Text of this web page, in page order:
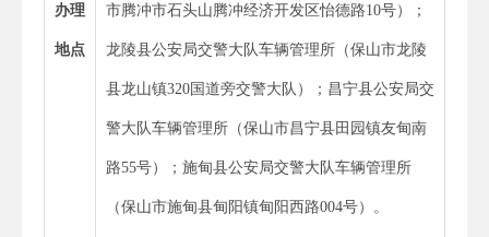
办理
地点
市腾冲市石头山腾冲经济开发区怡德路10号）；
龙陵县公安局交警大队车辆管理所（保山市龙陵
县龙山镇320国道旁交警大队）；昌宁县公安局交
警大队车辆管理所（保山市昌宁县田园镇友甸南
路55号）；施甸县公安局交警大队车辆管理所
（保山市施甸县甸阳镇甸阳西路004号）。